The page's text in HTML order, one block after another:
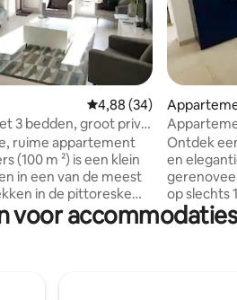
uit 5, 42 recensies
Gemiddelde
4,88 (34)
3 bedden, groot privé
zwembad
ruime appartement
(100 m ²) is een klein
in de pittoreske
het over een
en tuin met uitzicht op
Ontdek
en
op slechts
Kotor
beschikt
ideaal
voor